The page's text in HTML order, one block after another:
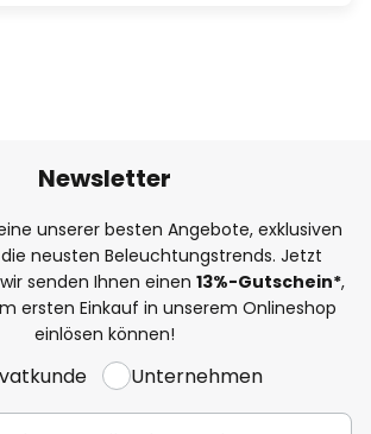
Newsletter
unserer besten Angebote, exklusiven
neusten Beleuchtungstrends. Jetzt
senden Ihnen einen 13%-Gutschein*,
ersten Einkauf in unserem Onlineshop
einlösen können!
Unternehmen